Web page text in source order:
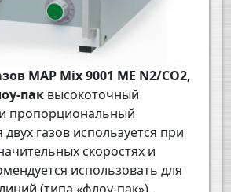
MAP Mix 9001 ME N2/CO2,
пак высокоточный
пропорциональный
двух газов используется при
скоростях и
использовать для